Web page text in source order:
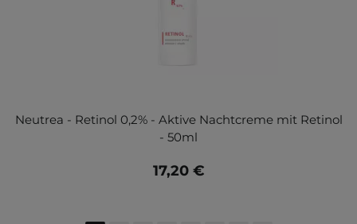
Neutrea - Retinol 0,2% - Aktive Nachtcreme mit Retinol
- 50ml
17,20 €